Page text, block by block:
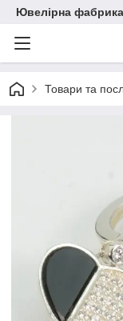
Ювелірна
Товари та